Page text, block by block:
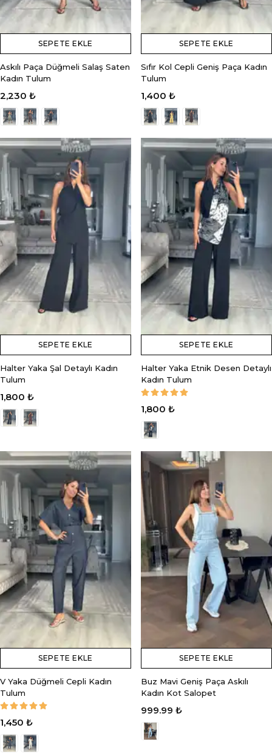
SEPETE EKLE
Askılı Paça Düğmeli Salaş Saten
Kadın Tulum
2,230 ₺
SEPETE EKLE
Sıfır Kol Cepli Geniş Paça Kadın
Tulum
1,400 ₺
SEPETE EKLE
Halter Yaka Şal Detaylı Kadın
Tulum
1,800 ₺
SEPETE EKLE
Halter Yaka Etnik Desen Detaylı
Kadın Tulum
1,800 ₺
SEPETE EKLE
V Yaka Düğmeli Cepli Kadın
Tulum
1,450 ₺
SEPETE EKLE
Buz Mavi Geniş Paça Askılı
Kadın Kot Salopet
999.99 ₺